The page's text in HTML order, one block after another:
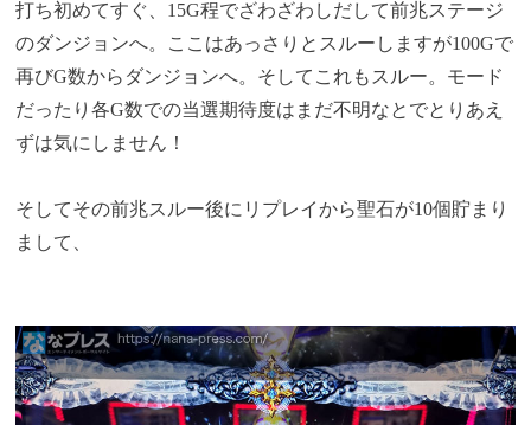
打ち初めてすぐ、15G程でざわざわしだして前兆ステージ
のダンジョンへ。ここはあっさりとスルーしますが100Gで
再びG数からダンジョンへ。そしてこれもスルー。モード
だったり各G数での当選期待度はまだ不明なとでとりあえ
ずは気にしません！
そしてその前兆スルー後にリプレイから聖石が10個貯まり
まして、